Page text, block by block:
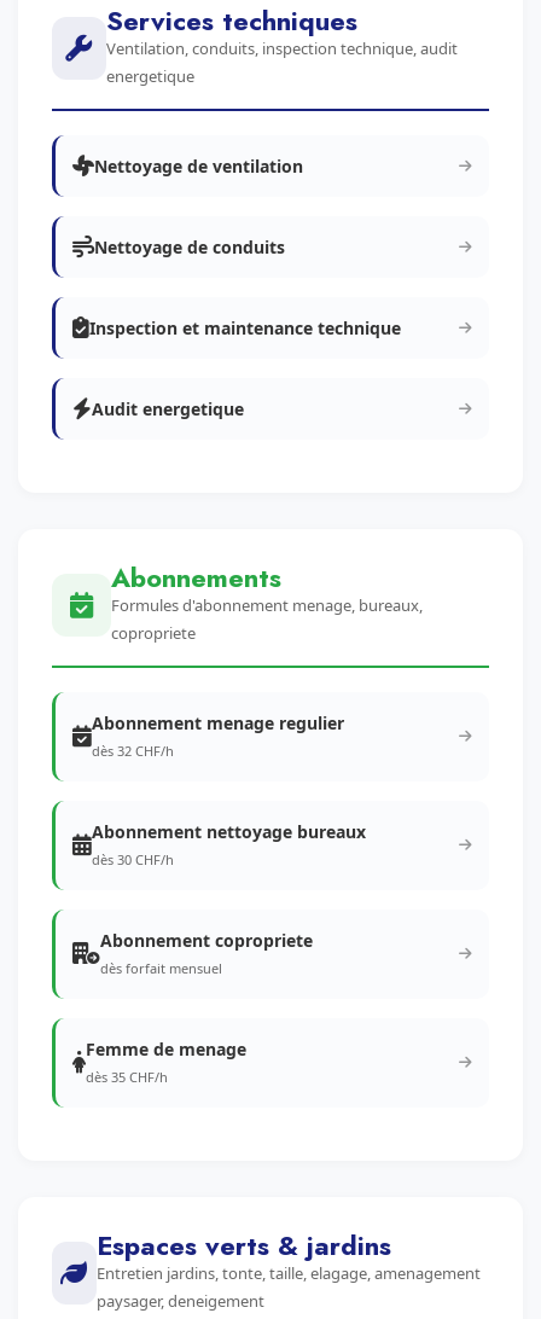
Services techniques
Ventilation, conduits, inspection technique, audit
energetique
Nettoyage de ventilation
Nettoyage de conduits
Inspection et maintenance technique
Audit energetique
Abonnements
Formules d'abonnement menage, bureaux,
copropriete
Abonnement menage regulier
dès 32 CHF/h
Abonnement nettoyage bureaux
dès 30 CHF/h
Abonnement copropriete
dès forfait mensuel
Femme de menage
dès 35 CHF/h
Espaces verts & jardins
Entretien jardins, tonte, taille, elagage, amenagement
paysager, deneigement